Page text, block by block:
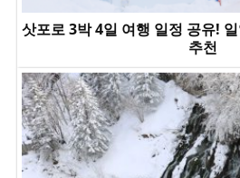
삿포로 3박 4일 여행 일정 공유!
추천